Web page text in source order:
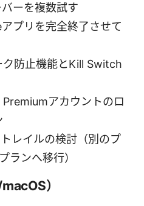
ーを複数試す
プリを完全終了させて
ク防止機能とKill Switch
アカウントのロ
レイルの検討（別のプ
ランへ移行）
）